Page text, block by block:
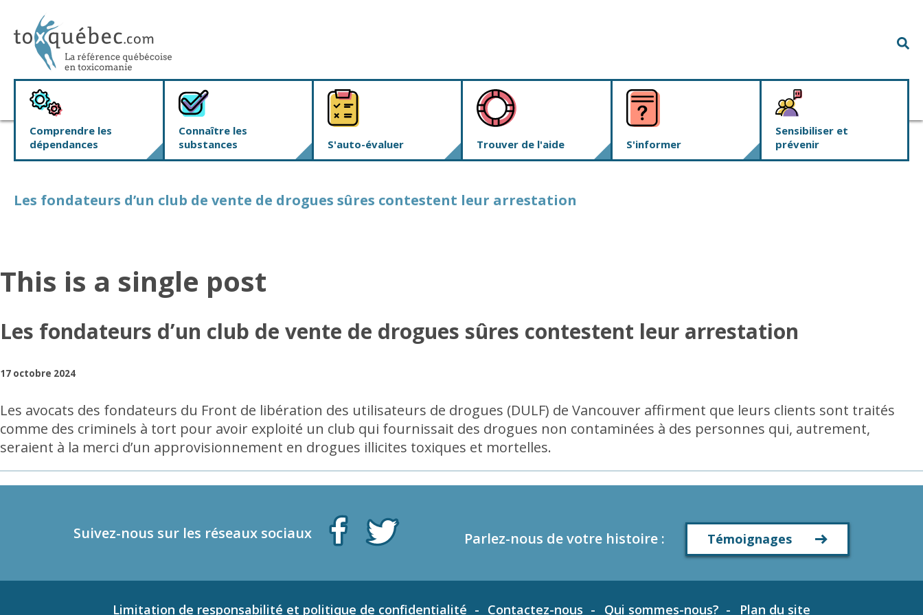
Comprendre les
dépendances
Connaître les
substances
S'auto-évaluer Trouver de l'aide S'informer
Sensibiliser et
prévenir
Les fondateurs d’un club de vente de drogues sûres contestent leur arrestation
This is a single post
Les fondateurs d’un club de vente de drogues sûres contestent leur arrestation
17 octobre 2024
Les avocats des fondateurs du Front de libération des utilisateurs de drogues (DULF) de Vancouver affirment que leurs clients sont traités
comme des criminels à tort pour avoir exploité un club qui fournissait des drogues non contaminées à des personnes qui, autrement,
seraient à la merci d’un approvisionnement en drogues illicites toxiques et mortelles.
Suivez-nous sur les réseaux sociaux Parlez-nous de votre histoire : Témoignages
Limitation de responsabilité et politique de confidentialité Contactez-nous Qui sommes-nous? Plan du site